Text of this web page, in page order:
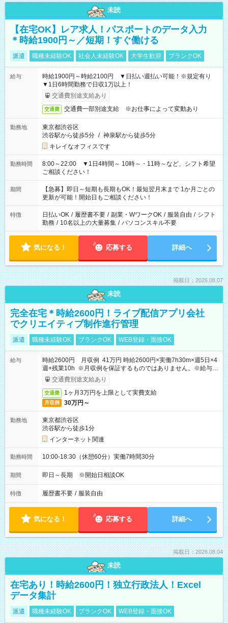
未読
【在宅OK】レア求人！パスポートのデータ入力
＊時給1900円～／短期！すぐ働ける
派遣 職種未経験OK 社会人未経験OK 大学生歓迎 ブランクOK
給与
時給1900円～時給2100円 ▼日払い週払い可能！※規定有り
▼1日6時間勤務で日収1万以上！
交通費別途支給あり
交通費 交通費一部別途支給 ※お仕事によって変動あり
勤務地
東京都渋谷区
渋谷駅から徒歩5分 / 神泉駅から徒歩5分
キレイなオフィスです
勤務時間
8:00～22:00 ▼1日4時間～ 10時～・11時～など、シフト希望
ご相談ください！
期間
【急募】即日～短期も長期もOK！最短翌月末まで 1か月ごとの
更新が可能！開始日もご相談ください！
特徴 日払いOK / 履歴書不要 / 副業・WワークOK / 服装自由 / シフト
勤務 / 10名以上の大量募集 / パソコンスキル不要
気になる！ 応募する 詳細へ
掲載日：2026.08.07
未読
完全在宅＊時給2600円！ライブ配信アプリ会社
でクリエイティブ制作進行管理
派遣 職種未経験OK ブランクOK WEB登録・面接OK
給与
時給2600円 月収例 41万円 時給2600円×実働7h30m×週5日×4
週+残業10h ※月収例を保証するものではありません。※給与即
受取りサービス利用可（利用条件有）
交通費別途支給あり
交通費 1ヶ月3万円を上限として実費支給
月収例 30万円～
勤務地
東京都渋谷区
渋谷駅から徒歩1分
インターネット関連
勤務時間 10:00-18:30（休憩60分）実働7時間30分
期間 即日～長期 ※開始日相談OK
特徴 履歴書不要 / 服装自由
気になる！ 応募する 詳細へ
掲載日：2026.08.04
未読
在宅あり！時給2600円！独立行政法人！Excel
データ集計
派遣 職種未経験OK ブランクOK WEB登録・面接OK